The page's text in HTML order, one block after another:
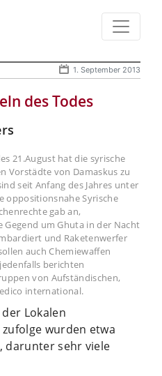
1. September 2013
des Todes
21.August hat die syrische
Vorstädte von Damaskus zu
seit Anfang des Jahres unter
oppositionsnahe Syrische
gab an,
um Ghuta in der Nacht
und Raketenwerfer
auch Chemiewaffen
berichten
von Aufständischen,
international.
Lokalen
wurden etwa
darunter sehr viele